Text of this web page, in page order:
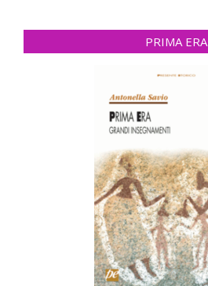
PRIMA ERA